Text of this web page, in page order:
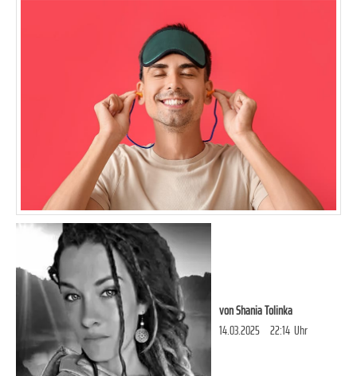
vonShania Tolinka
14.03.2025 22:14 Uhr